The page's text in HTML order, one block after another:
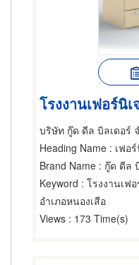
โรงงานเฟอร์นิเ
บริษัท กู๊ด ดีล บิลเดอร์
Heading Name : เฟอ
Brand Name : กู๊ด ดีล
Keyword : โรงงานเฟ
อำเภอหนองเสือ
Views : 173 Time(s)